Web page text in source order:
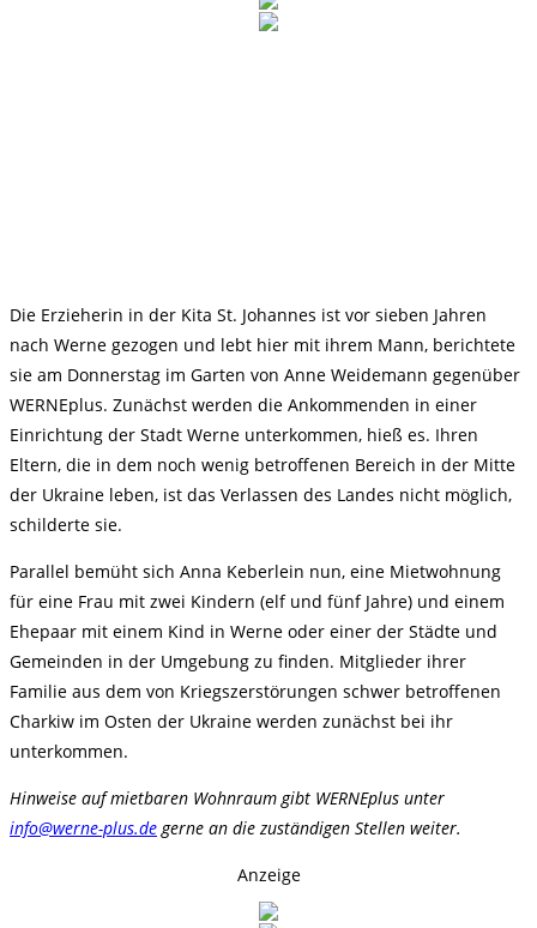
Die Erzieherin in der Kita St. Johannes ist vor sieben Jahren
nach Werne gezogen und lebt hier mit ihrem Mann, berichtete
sie am Donnerstag im Garten von Anne Weidemann gegenüber
WERNEplus. Zunächst werden die Ankommenden in einer
Einrichtung der Stadt Werne unterkommen, hieß es. Ihren
Eltern, die in dem noch wenig betroffenen Bereich in der Mitte
der Ukraine leben, ist das Verlassen des Landes nicht möglich,
schilderte sie.
Parallel bemüht sich Anna Keberlein nun, eine Mietwohnung
für eine Frau mit zwei Kindern (elf und fünf Jahre) und einem
Ehepaar mit einem Kind in Werne oder einer der Städte und
Gemeinden in der Umgebung zu finden. Mitglieder ihrer
Familie aus dem von Kriegszerstörungen schwer betroffenen
Charkiw im Osten der Ukraine werden zunächst bei ihr
unterkommen.
Hinweise auf mietbaren Wohnraum gibt WERNEplus unter
info@werne-plus.degerne an die zuständigen Stellen weiter.
Anzeige